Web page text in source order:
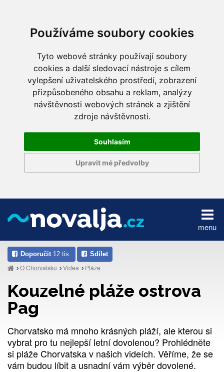
Používáme soubory cookies
Tyto webové stránky používají soubory
cookies a další sledovací nástroje s cílem
vylepšení uživatelského prostředí, zobrazení
přizpůsobeného obsahu a reklam, analýzy
návštěvnosti webových stránek a zjištění
zdroje návštěvnosti.
Souhlasím
Upravit mé předvolby
menu
Doporučit 12 tis. Sdílet
O Chorvatsku Videa Pláže
Kouzelné pláže ostrova
Pag
Chorvatsko má mnoho krásných pláží, ale kterou si
vybrat pro tu nejlepší letní dovolenou? Prohlédněte
si pláže Chorvatska v našich videích. Věříme, že se
vám budou líbit a usnadní vám výběr dovolené.